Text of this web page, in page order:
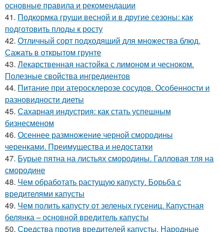
основные правила и рекомендации
41. Подкормка груши весной и в другие сезоны: как
подготовить плоды к росту
42. Отличный сорт подходящий для множества блюд.
Сажать в открытом грунте
43. Лекарственная настойка с лимоном и чесноком.
Полезные свойства ингредиентов
44. Питание при атеросклерозе сосудов. Особенности и
разновидности диеты
45. Сахарная индустрия: как стать успешным
бизнесменом
46. Осеннее размножение черной смородины
черенками. Преимущества и недостатки
47. Бурые пятна на листьях смородины. Галловая тля на
смородине
48. Чем обработать растущую капусту. Борьба с
вредителями капусты
49. Чем полить капусту от зеленых гусениц. Капустная
белянка – основной вредитель капусты
50. Средства против вредителей капусты. Народные